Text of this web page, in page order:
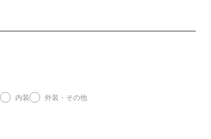
内装 外装・その他